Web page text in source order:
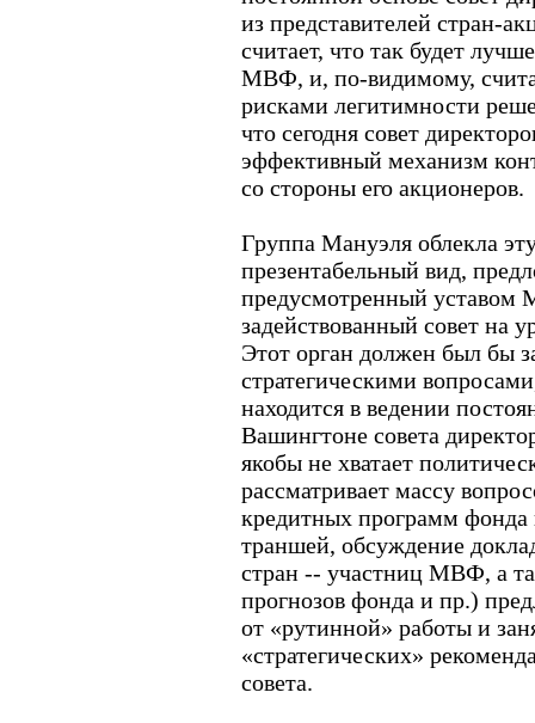
из представителей стран-
считает, что так будет
МВФ, и, по-видимому,
рисками легитимности
что сегодня совет
эффективный механизм
со стороны его акционеров.
Группа Мануэля облекла
презентабельный вид,
предусмотренный уставом
задействованный совет на
Этот орган должен был бы
стратегическими
находится в ведении
Вашингтоне совета
якобы не хватает
рассматривает массу
кредитных программ фонда
траншей, обсуждение
стран -- участниц МВФ, а
прогнозов фонда и пр.)
от «рутинной» работы и
«стратегических»
совета.